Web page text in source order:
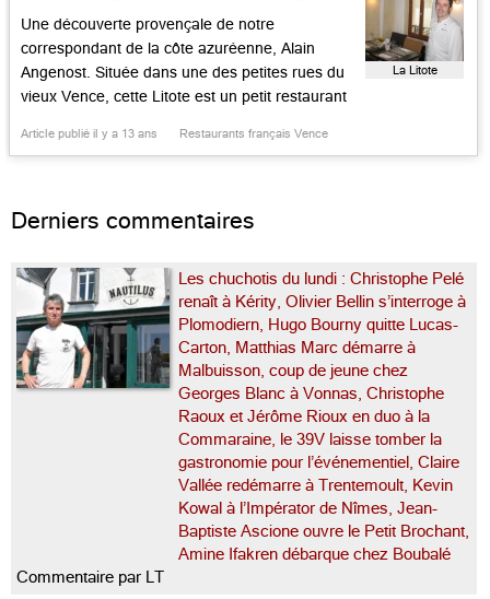
Une découverte provençale de notre
correspondant de la côte azuréenne, Alain
Angenost. Située dans une des petites rues du
vieux Vence, cette Litote est un petit restaurant
par un superbe tilleul. Stéphane Furlan, qui en a
Article publié il y a 13 ans Restaurants français Vence
La Litote
Derniers commentaires
Les chuchotis du lundi : Christophe Pelé
renaît à Kérity, Olivier Bellin s’interroge à
Plomodiern, Hugo Bourny quitte Lucas-
Carton, Matthias Marc démarre à
Malbuisson, coup de jeune chez
Georges Blanc à Vonnas, Christophe
Raoux et Jérôme Rioux en duo à la
Commaraine, le 39V laisse tomber la
gastronomie pour l’événementiel, Claire
Vallée redémarre à Trentemoult, Kevin
Kowal à l’Impérator de Nîmes, Jean-
Baptiste Ascione ouvre le Petit Brochant,
Amine Ifakren débarque chez Boubalé
Commentaire par LT